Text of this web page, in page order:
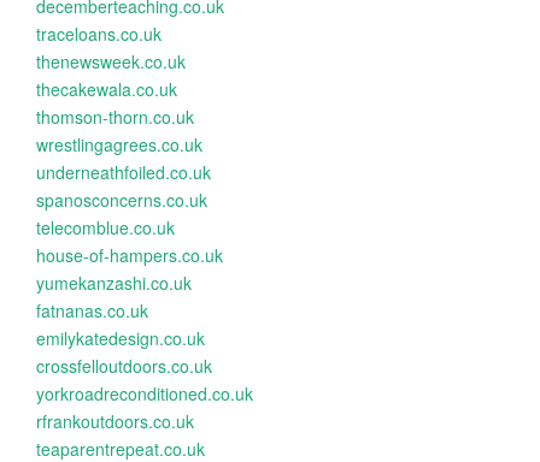
decemberteaching.co.uk
traceloans.co.uk
thenewsweek.co.uk
thecakewala.co.uk
thomson-thorn.co.uk
wrestlingagrees.co.uk
underneathfoiled.co.uk
spanosconcerns.co.uk
telecomblue.co.uk
house-of-hampers.co.uk
yumekanzashi.co.uk
fatnanas.co.uk
emilykatedesign.co.uk
crossfelloutdoors.co.uk
yorkroadreconditioned.co.uk
rfrankoutdoors.co.uk
teaparentrepeat.co.uk